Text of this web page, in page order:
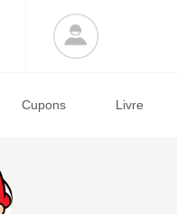
Cupons Livre